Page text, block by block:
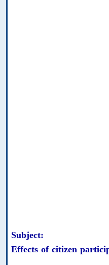
:Subject
Effects of citizen